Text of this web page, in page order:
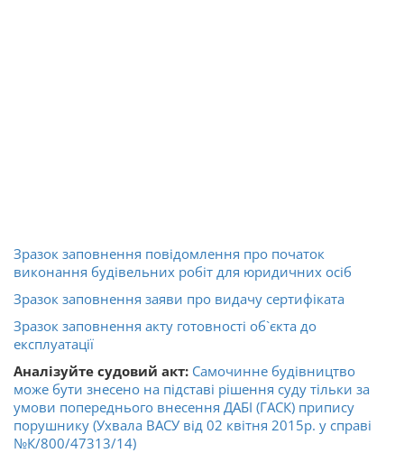
Зразок заповнення повідомлення про початок
виконання будівельних робіт для юридичних осіб
Зразок заповнення заяви про видачу сертифіката
Зразок заповнення акту готовності об`єкта до
експлуатації
Аналізуйте судовий акт: Самочинне будівництво
може бути знесено на підставі рішення суду тільки за
умови попереднього внесення ДАБІ (ГАСК) припису
порушнику (Ухвала ВАСУ від 02 квітня 2015р. у справі
№К/800/47313/14)